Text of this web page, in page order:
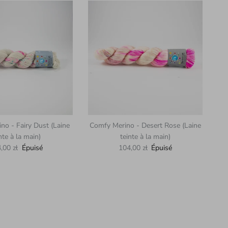
- Fairy Dust (Laine
à la main)
habituel
zł Épuisé
Comfy Merino - Desert Rose (Laine
teinte à la main)
Prix habituel
104,00 zł Épuisé